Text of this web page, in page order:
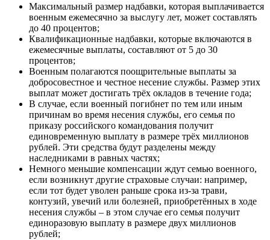
Максимальный размер надбавки, которая выплачивается
военным ежемесячно за выслугу лет, может составлять
до 40 процентов;
Квалификационные надбавки, которые включаются в
ежемесячные выплаты, составляют от 5 до 30
процентов;
Военным полагаются поощрительные выплаты за
добросовестное и честное несение службы. Размер этих
выплат может достигать трёх окладов в течение года;
В случае, если военный погибнет по тем или иным
причинам во время несения службы, его семья по
приказу российского командования получит
единовременную выплату в размере трёх миллионов
рублей. Эти средства будут разделены между
наследниками в равных частях;
Немного меньшие компенсации ждут семью военного,
если возникнут другие страховые случаи: например,
если тот будет уволен раньше срока из-за трави,
контузий, увечий или болезней, приобретённых в ходе
несения службы – в этом случае его семья получит
единоразовую выплату в размере двух миллионов
рублей;